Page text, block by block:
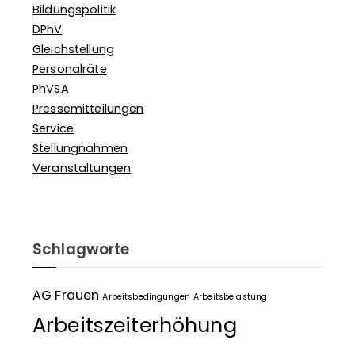
Bildungspolitik
DPhV
Gleichstellung
Personalräte
PhVSA
Pressemitteilungen
Service
Stellungnahmen
Veranstaltungen
Schlagworte
AG Frauen Arbeitsbedingungen Arbeitsbelastung
Arbeitszeiterhöhung